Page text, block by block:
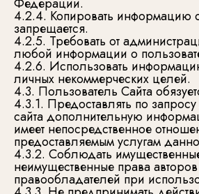
4.2.4. Копировать информацию
запрещается.
4.2.5. Требовать от
любой информации о
4.2.6. Использовать
личных некоммерческих целей.
4.3. Пользователь Сайта
4.3.1. Предоставлять по
сайта дополнительную
имеет непосредственное
предоставляемым услугам
4.3.2. Соблюдать
неимущественные права
правообладателей при